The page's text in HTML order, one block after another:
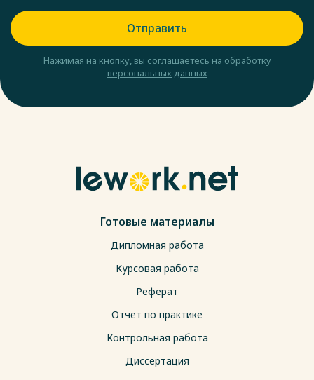
Отправить
Нажимая на кнопку, вы соглашаетесь на обработку
персональных данных
Готовые материалы
Дипломная работа
Курсовая работа
Реферат
Отчет по практике
Контрольная работа
Диссертация